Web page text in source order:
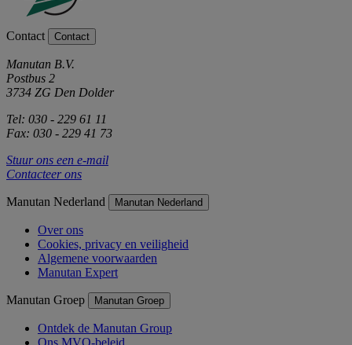
Contact Contact
Manutan B.V.
Postbus 2
3734 ZG Den Dolder
Tel: 030 - 229 61 11
Fax: 030 - 229 41 73
Stuur ons een e-mail
Contacteer ons
Manutan Nederland Manutan Nederland
Over ons
Cookies, privacy en veiligheid
Algemene voorwaarden
Manutan Expert
Manutan Groep Manutan Groep
Ontdek de Manutan Group
Ons MVO-beleid